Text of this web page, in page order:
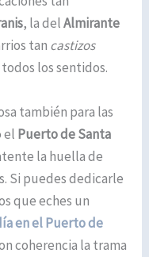
, la delAlmirante
tan castizos
los sentidos.
también para las
el Puerto de Santa
la huella de
Si puedes dedicarle
que eches un
en el Puerto de
coherencia la trama